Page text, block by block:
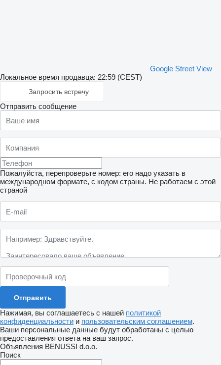
Google Street View
Локальное время продавца: 22:59 (CEST)
Запросить встречу
Отправить сообщение
Пожалуйста, перепроверьте номер: его надо указать в
международном формате, с кодом страны. Не работаем с этой
страной
Нажимая, вы соглашаетесь с нашей политикой
конфиденциальности и пользовательским соглашением.
Ваши персональные данные будут обработаны с целью
предоставления ответа на ваш запрос.
Объявления BENUSSI d.o.o.
Поиск